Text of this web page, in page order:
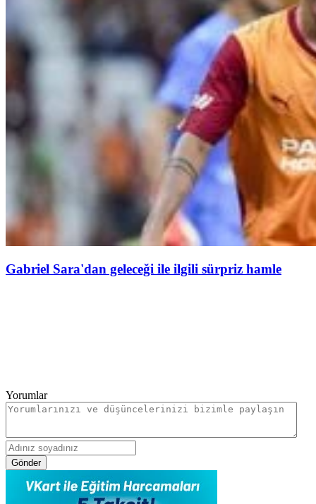
Gabriel Sara'dan geleceği ile ilgili sürpriz hamle
Yorumlar
Gönder